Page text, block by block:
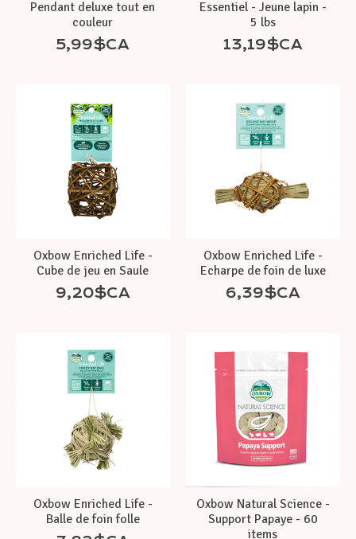
Pendant deluxe tout en
couleur
5,99$CA
Essentiel - Jeune lapin -
5 lbs
13,19$CA
Oxbow Enriched Life -
Cube de jeu en Saule
9,20$CA
Oxbow Enriched Life -
Echarpe de foin de luxe
6,39$CA
Oxbow Enriched Life -
Balle de foin folle
Oxbow Natural Science -
Support Papaye - 60
items